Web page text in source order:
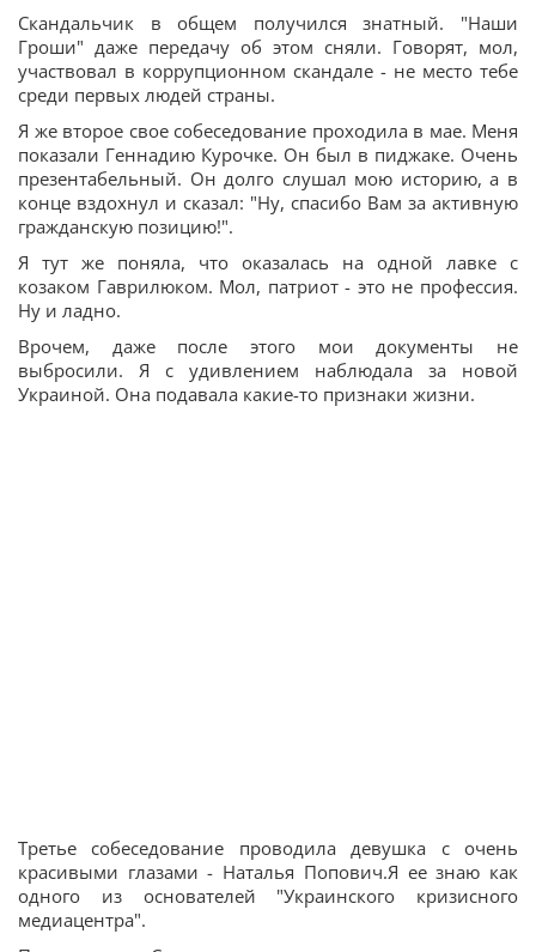
Скандальчик в общем получился знатный. "Наши
Гроши" даже передачу об этом сняли. Говорят, мол,
участвовал в коррупционном скандале - не место тебе
среди первых людей страны.
Я же второе свое собеседование проходила в мае. Меня
показали Геннадию Курочке. Он был в пиджаке. Очень
презентабельный. Он долго слушал мою историю, а в
конце вздохнул и сказал: "Ну, спасибо Вам за активную
гражданскую позицию!".
Я тут же поняла, что оказалась на одной лавке с
козаком Гаврилюком. Мол, патриот - это не профессия.
Ну и ладно.
Врочем, даже после этого мои документы не
выбросили. Я с удивлением наблюдала за новой
Украиной. Она подавала какие-то признаки жизни.
Третье собеседование проводила девушка с очень
красивыми глазами - Наталья Попович.Я ее знаю как
одного из основателей "Украинского кризисного
медиацентра".